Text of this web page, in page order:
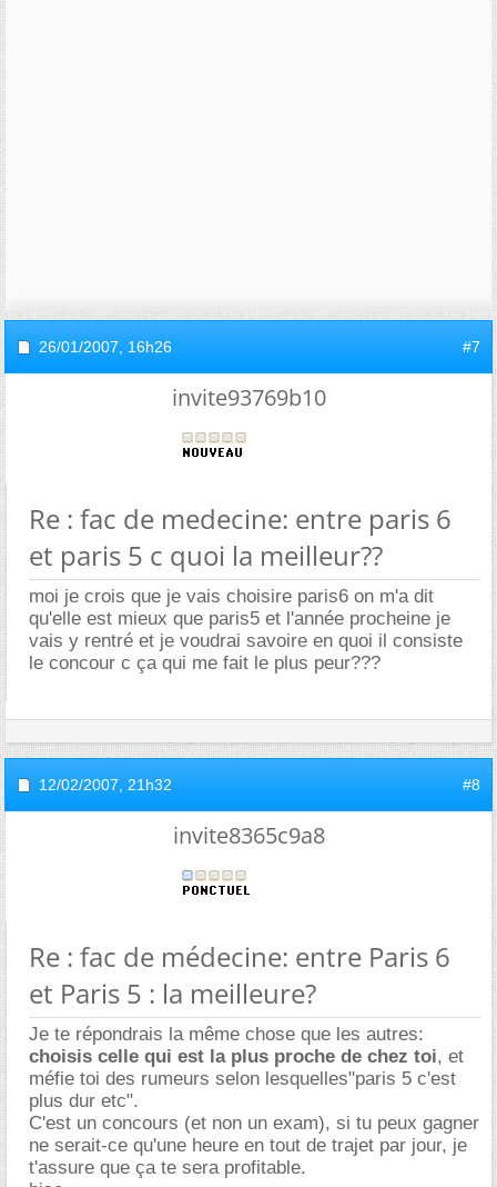
26/01/2007, 16h26 #7
invite93769b10
Re : fac de medecine: entre paris 6
et paris 5 c quoi la meilleur??
moi je crois que je vais choisire paris6 on m'a dit
qu'elle est mieux que paris5 et l'année procheine je
vais y rentré et je voudrai savoire en quoi il consiste
le concour c ça qui me fait le plus peur???
12/02/2007, 21h32 #8
invite8365c9a8
Re : fac de médecine: entre Paris 6
et Paris 5 : la meilleure?
Je te répondrais la même chose que les autres:
choisis celle qui est la plus proche de chez toi, et
méfie toi des rumeurs selon lesquelles"paris 5 c'est
plus dur etc".
C'est un concours (et non un exam), si tu peux gagner
ne serait-ce qu'une heure en tout de trajet par jour, je
t'assure que ça te sera profitable.